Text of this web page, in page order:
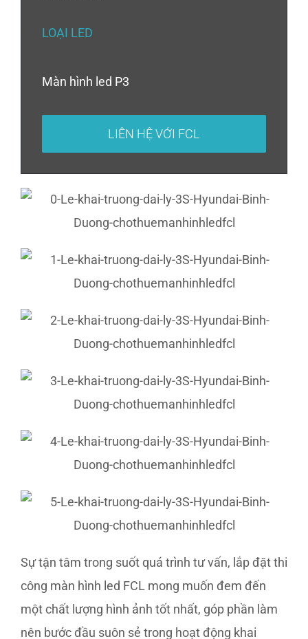
LOẠI LED
Màn hình led P3
LIÊN HỆ VỚI FCL
Sự tận tâm trong suốt quá trình tư vấn, lắp đặt thi
công màn hình led FCL mong muốn đem đến
một chất lượng hình ảnh tốt nhất, góp phần làm
nên bước đầu suôn sẻ trong hoạt động khai